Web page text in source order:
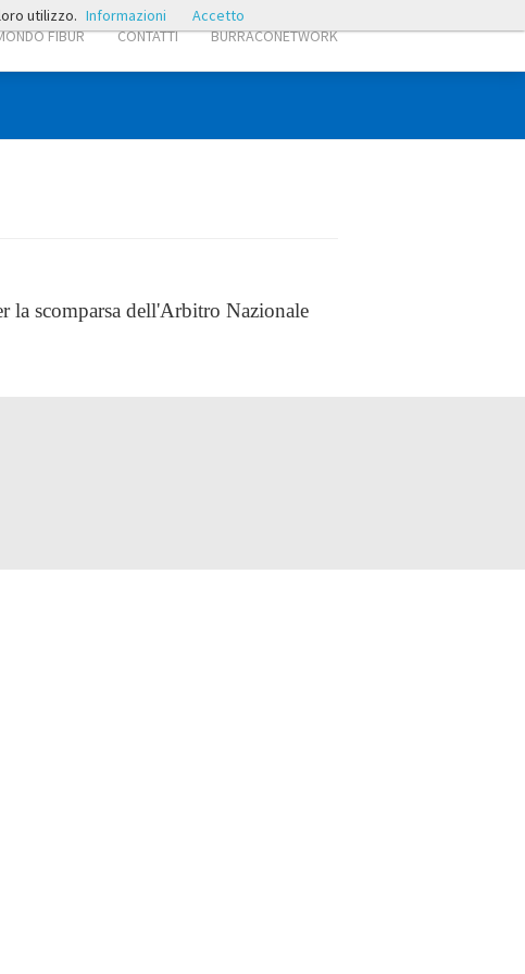
FIBUR CONTATTI BURRACONETWORK
la scomparsa dell'Arbitro Nazionale
utilizzo. Informazioni Accetto